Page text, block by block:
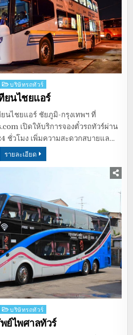
Posted
บริษัทรถทัวร์
ยนไชยแอร์
ยนไชยแอร์ ชัยภูมิ-กรุงเทพฯ ที่
เปิดให้บริการจองตั๋วรถทัวร์ผ่าน
ชั่วโมง เพิ่มความสะดวกสบายแล…
รายละเอียด
Posted
บริษัทรถทัวร์
ย์ไพศาลทัวร์